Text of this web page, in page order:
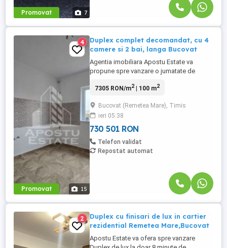
Promovat 7
Promovat 15
4
Duplex complet decomandat, cu 4
camere si 2 bai, langa Bucovat
Agentia imobiliara Apostu Estate va
propune spre vanzare o jumatate de
situata in judetul Timis, localitatea Bazosu
plina dezvoltare. Proprietatea beneficiaza
de o locatie linistita, la doar cateva minute
de centrul ...
7305 RON/m2| 100 m2
Bucovat (Remetea Mare), Timis
ieri 05:38
730 501 RON
Telefon validat
Repostat automat
2
Duplex cu finisari de lux in cartier
rezidential Remetea Mare,Bucovat
Apostu Estate va ofera spre vanzare